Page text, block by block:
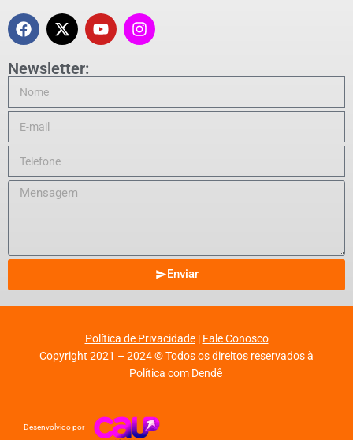
Newsletter:
Enviar
Política de Privacidade| Fale Conosco
Copyright 2021 – 2024 © Todos os direitos reservados à
Política com Dendê
Desenvolvido por